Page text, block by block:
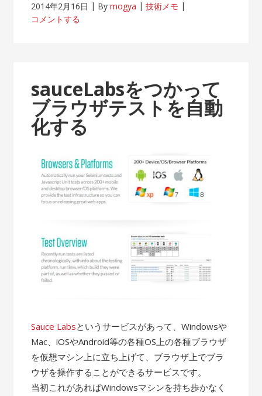
2014年2月16日 Bymogya
技術メモ
コメントする
sauceLabsをつかって
ブラウザテストを自動
化する
Sauce Labsというサービスがあって、Windowsや
Mac、iOSやAndroid等の各種OS上の各種ブラウザ
を仮想マシン上に立ち上げて、ブラウザ上でブラ
ウザを操作することができるサービスです。
当初これがあればWindowsマシンを持ち歩かなく